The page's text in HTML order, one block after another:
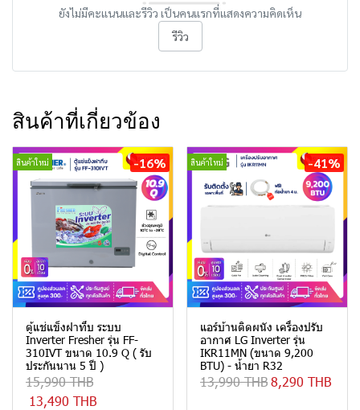
ยังไม่มีคะแนนและรีวิว เป็นคนแรกที่แสดงความคิดเห็น
รีวิว
สินค้าที่เกี่ยวข้อง
สินค้าใหม่ -16%
ตู้แช่แข็งฝาทึบ ระบบ
Inverter Fresher รุ่น FF-
310IVT ขนาด 10.9 Q ( รับ
ประกันนาน 5 ปี )
15,990 THB
13,490 THB
สินค้าใหม่ -41%
แอร์บ้านติดผนัง เครื่องปรับ
อากาศ LG Inverter รุ่น
IKR11MN (ขนาด 9,200
BTU) - น้ำยา R32
13,990 THB8,290 THB